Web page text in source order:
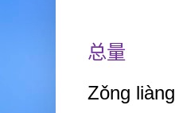
总量
Zǒng liàng